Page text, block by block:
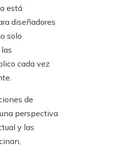
está
diseñadores
solo
cada vez
de
perspectiva
y las